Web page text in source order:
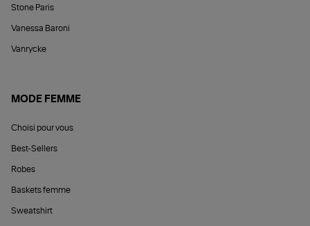
Stone Paris
Vanessa Baroni
Vanrycke
MODE FEMME
Choisi pour vous
Best-Sellers
Robes
Baskets femme
Sweatshirt